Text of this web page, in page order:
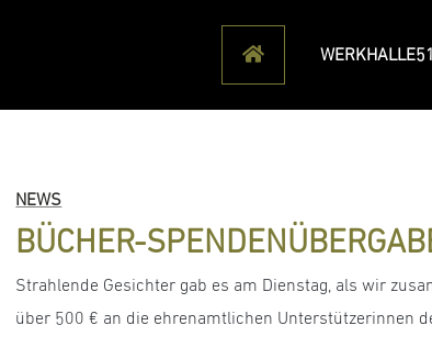
WERKHALLE51
NEWS
BÜCHER-
Strahlende Gesichter gab es am Dienstag, als wir
über 500 € an die ehrenamtlichen Unterstützerinnen